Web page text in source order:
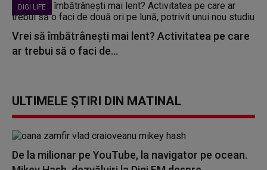
DIGI LIFE
Vrei să îmbătrânești mai lent? Activitatea pe care
ar trebui să o faci de...
ULTIMELE ȘTIRI DIN MATINAL
De la milionar pe YouTube, la navigator pe ocean.